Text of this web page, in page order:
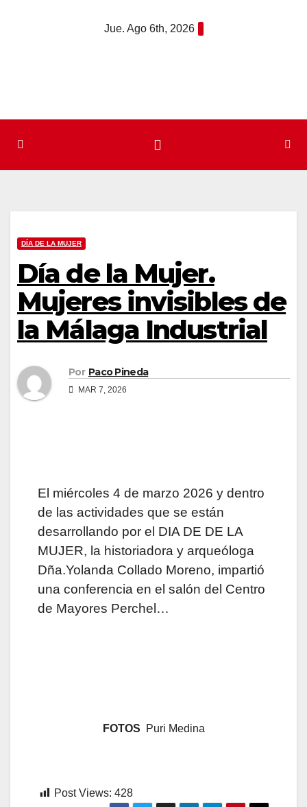
Jue. Ago 6th, 2026
DÍA DE LA MUJER
Día de la Mujer.
Mujeres invisibles de
la Málaga Industrial
Por Paco Pineda
MAR 7, 2026
El miércoles 4 de marzo 2026 y dentro
de las actividades que se están
desarrollando por el DIA DE DE LA
MUJER, la historiadora y arqueóloga
Dña.Yolanda Collado Moreno, impartió
una conferencia en el salón del Centro
de Mayores Perchel…
FOTOS Puri Medina
Post Views: 428